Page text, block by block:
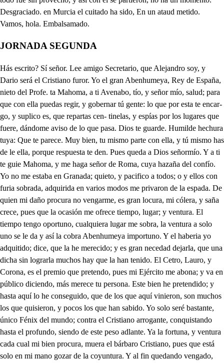
JORNADA SEGUNDA
Hás escrito? Sí señor. Lee amigo Secretario, que Alejandro soy, y Dario será el Cristiano furor. Yo el gran Abenhumeya, Rey de España, nieto del Profe. ta Mahoma, a ti Avenabo, tío, y señor mío, salud; para que con ella puedas regir, y gobernar tú gente: lo que por esta te encar- go, y suplico es, que repartas cen- tinelas, y espías por los lugares que fuere, dándome aviso de lo que pasa. Dios te guarde. Humilde hechura tuya: Que te parece. Muy bien, tu mismo parte con ella, y tú mismo has de le ella, porque respuesta te den. Pues queda a Dios señormío. Y a ti te guie Mahoma, y me haga señor de Roma, cuya hazaña del confío. Yo no me estaba en Granada; quieto, y pacifico a todos; o y ellos con furia sobrada, adquirida en varios modos me privaron de la espada. De quien mi daño procura no vengarme, es gran locura, mi cólera, y saña crece, pues que la ocasión me ofrece tiempo, lugar; y ventura. El tiempo tengo oportuno, cualquiera lugar me sobra, la ventura a solo uno se le da y así la cobra Abenhumeya importuno. Y el haberia yo adquitido; dice, que la he merecido; y es gran necedad dejarla, que una dicha sin lograrla muchos hay que la han tenido. El Cetro, Lauro, y Corona, es el premio que pretendo, pues mi Ejército me abona; y va en público diciendo, más merece tu persona. Este bien he pretendido; y hasta aquí lo he conseguido, que de los que aquí vinieron, son muchos los que quisieron, y pocos los que han sabido. Yo solo seré bastante, único Fénix del mundo; contra el Cristiano arrogante, conquistando hasta el profundo, siendo de este peso adlante. Ya la fortuna, y ventura cada cual mi bien procura, muera el bárbaro Cristiano, pues que está solo en mi mano gozar de la coyuntura. Y al fin quedando vengado, tiñendo en sangre la espada, será gloria celebrada el morir. Aquí colgado dejé el cendal, que se ha hecho: si le haura quitado alguno de este ejército importuno. Quién es? Quién vive en tu pecho. Que haces aquí ocupado, mi bien. Mal agüero hasido; colgado dijo. Afligido mi amor, no tengas cuidado. A Dios Zara, que me voy a dar orden a mi gente. Aben humeya valiente, siempre estás adonde estoy. Vasilisco fiero, que con fiera vista, al más fiero, y fuerte a tus pies derribas. Eres Licaos, que matas fingida al que a tu belleza cual yo se convida. Ve Ícaro al Sol, vuela sube arriba, y vendrá abrasarte tu arrogancia misma. Daphne ingrata aguarda, que huyes apriesa, del que más te adora, del que más olvidas. De celos me matas de tu luz me privas, como a Clicie el Sol, que en ser Sol le imitas. Tu hermosura grande, que a tantos cautiva, el tiempo boraz deje consumida. Y tus hebras de oro, que el Sol las envidia, porque a su madeja el resplandor quitan. Vueltas en culebras, y sierpes de Libra, veas cual Medusa, por Minerva altiva. Porque te aborrezca el que es mi homicida, y a tus propios ojos te traiga el amiga. Nunca tengáis paz, siempre tengáis riñas, de mañana, y tarde, de noche, y de día. No aciertes en nada de cuanto te diga, para que se aumente contra ti la ira. Siempre la discordia que enciende, y atiza de la riña el fuego tengáis por vecina. Cual Hero, y Leandro, deis fina las vidas, pues que sois la causa que acabe la mía. Mas no has de gozarte ingrata enemiga, mientras que la espada trajere cenida. Que al que fuere Paris de Elena tan rica, volvere hecho Aquiles, su Troya en ceniza. No sabéis, que estoiforzada, y que aquesto me disculpa, pues porque me das la culpa, viviendo desesperada. Alabe tu hermosura delante un tirano Rey, falso sinfe, ni sin ley causa de esta desventura. Vine a decir, que me diera por mujer la hermosa Zara, pero nunca le hablara, ni a pedirte ante él viniera. Que te quise, no lo niego, pero si no nos gozamos, fue lo mal que imaginamos en dar la pólvora al fuego. Mas en habiendo ocasión, mi Benalguácil amigo, yo me casaré contigo. Yo foñaré una traición. Por vengarme de este perro, y ponerte en libertad, con que pague su maldad, y con que suelde mi yerro. Quédate mi Zara a Dios, que yo lo haré de tal suerte, que reciba el Rey la muerte, y nos gocemos los dos. Mahoma vaya contigo, ya que eso que has intentado no lo verás concertado, perro, traidor enemigo. Ojos que al cielo imitáis, en lo azul, claro, y hermoso; ved que el vulgo es malicioso, y os mira cuando miráis; y si inadvertidos vais, ved que sois rayos sin truenos, y que matáis cuando mehos. con das luces, que esparcéis, y porque decirno deis, estimaos ojos serenos. Mirad, que la estimación es siempre bien recibida, y quien se estima en su vida, no perderá la ocasión: granjead veneración, que si mucho os estimáis, y pordo quiera que vais, como a todos despreciéis, cierto es que más ganaréis, que si a cuantos veis os dais, Con un dueño que tenéis, que os adora el pensamiento; basta pues es instrumento, do recrearos podéis, mirad no os precipitéis, que si el mirar, no dejáis, y la vista derramáis, robando ajenos sentidos, seréis más aborrecidos cuantos más dueños tengáis. Vedojos lo que os digo, mirad que es por vuestro bien, no lo juzguéis a desdén, pues veis que os soy tan amigo, ved que cualquiera es testigo, siempre en los daños ajenos, y que no juzga por buenos tales efectos jamás, que pensando valer más, seréis tenidos en menos. Ahora es tiempo mi bien, que se cumpla mi deseo, pues se ausentan según creo, las causas de mi desdén. Que no me dejéis vivir, el uno, y otro inocente, daré voces a mi gente. y os haré a todos morir. Adivina prenda mía, fuese; pero vive Dios, que habemos de hacer los dos mal fin si en esto por fía. Mueran, no queden ninguno de estos infames Cristianos. Morirán a nuestras manos; pues es el tiempo oportuno, Ya no resiste el acero en tan áspera contienda. Aunque el perro se defienda ha de morir. Solo espero en vos Princesa Divina, que amparéis la pobre gente. Mueran, no pase la puente, que hay socorro en la marina. Rumor de arcabuces siento, si se da alguna batalla. Que esta pertinaz canalla lleve adelante su intento. Ya es llegado el tiempo, el plazo de que hagáis lo que debéis brazo. Y vos también veréis lo que os compete mi brazo, Virgen amparadme aquí, que rumor siento de espadas, arcabuces, y pedradas. Tened cuenta por hay, escuchad hacia esta parte. y sentiréis el rumor, que anda trabado el furor de la gran Belona, y Marte. Ya mucho más se avecina, no hay que delitar si vamos, y como nobles muramos. En una honrada cocina, muriera de mejor gana, que no andar entre estos perros, por estos montes, y cerros. Ea Guzman. Tramontana corre, mi fatal destino; mi muerte ha pronosticado, como primero un bocado señor. Brabo desatino. s. Ríndete perro Cristiano. Morir pretendo primero, como noble caballero. Ese es lauro de mi mano. Mueran los perros. Llegó el socorro conveniente. Ea canalla inclemente, esperad. No puedo yo, que pienso que sois demonios. Retiraos todos al monte. Tente atrevido Faetonte, nos darás dos testimonios, de quien somos. No esperáis, atajémosl es el paso, no suceda algunfracaso. No huyáis perros, que vais con tan bárbara violencia, presto nos dejáis atras, seguirlos es por de más, busquemos a su Excelencia. Ya está cierta la victoria, mil gracias Virgenos doy, por este favor de hoy, que tendrá etema memoria. Culparás tu mala suerte, valiente Hacen, que yo no era bastante. Perdió mi esperanza! oh trance fuerte. En este punto su bien, y si consuelo recibo, es por ser de ti cautivo. Pues ya estás libre Hacen. Dándome por tu rescate cuenta de tu grave pena, y luego ve enorabuena do tu pasión no te mate. Oh valientes Caballeros, seáis todos bien venidos, que en los despojos rendidos, no es bien manchar los aceros. Vos como quien sois lo hacéis. Señor en vuestra presencia, rescátele Vueselencia. Suplicoos que me escuchéis. De un Turco diestro, y valiente (o invicto Marqués) soy hijo, Hacen como yo en el nombre, dentro en Calata nacido. Fuy desde mis tiernos años, fuerza de Astros, y de Signos, tan aficionado a Marte, como otros son a Cupido. Apenas tuve veinte anos, en mi belico ejercicio, cuando a cinco Belérbeyes di la muerte en desafío. Después pasamos a España, nombrándome por caudillo de mil Turcos, que a esta empresa siguen el rumbo que sigo. Vénimos al Alpujarra, cuyo cerconos ha sido, mortandad, y pestilencia, y a mi fiero basilisco. Al fin vuestra resistencia, no vuestro valor vencimos, que el publicar rendimientos, muertes, venganzas, castigos. Saqueando el Alpujarra se pasaron a cuchillo mil niños, que palpitando decían María, y Cristo. Yo pasando una mañana, ni abariento, ni lascibo, hallé una Mora que daba quejas al viento, y suspiros. Llevábanla unos Cristianos, y yo a compasión movido, del aljófar que vertía de sus soles ofendidos. Metiendo mano al alfanje, la preserve del peligro, y dándola libertad, perdila de mi albedrío. A mi ejército conduje su beldad, discreto hechizo de cuantos la vieron ojos, ya cobardes, ya atrevidos. Gozando pues sus regalos un falso, y fingido amigo, Benalguácil, Moro infame vive con ella esos riscos. Fue a pedírsela en consorcio al inútil Reyecillo, si fue de grado, o por fuerza, hoy para mí está indeciso. Al fin cuando vio el portento, a sus pies quedó rendido; agradecida Cleopatra, loco el vencedor Latino. Yo, y Venalguácil burlados, y yo más del ofendido, y el ofendido del Rey, es todo un confuso abismo. Esta es señores la historia de este mísero cautivo, perdonad, si os he enfadado, o castigad mi delito. Ven Hacen, dame un abrazo; y el cielo vaya contigo. A Dios verdadero amigo, y el quiera que llegue el plazo, que merced tan señalada pueda pagar. Ve en buen hora. A Dios señores. Ahora enobleces más tu espada, dentro de mitienda entremos, donde os podéis desarmar, y algún refresco tomar: Gracias a Dios que podemos. Dónde has estado Guzman. Bueno por Dios, peleando; matando, y desbaratando, o que cuento tan galán. Quién es aqueste soldado, que me parece de humor. Puede pelear señor con un moro si está atado. Entremos a descansar, que con su entretenimiento. Tendremos alojamiento, aura bien que raspallar. Aunque será limitado, según la prisan